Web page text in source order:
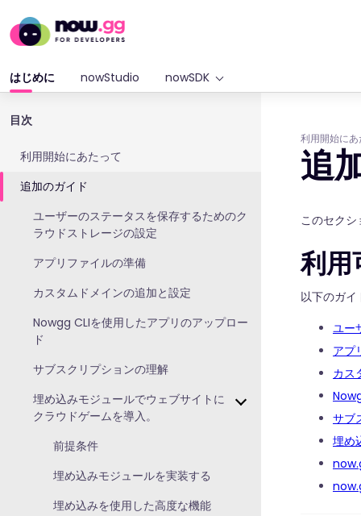
はじめに nowStudio nowSDK
利用開始にあ
追
このセク
利用
以下のガイ
ユー
アプ
カス
サブ
埋め
目次
利用開始にあたって
追加のガイド
ユーザーのステータスを保存するためのク
ラウドストレージの設定
アプリファイルの準備
カスタムドメインの追加と設定
Nowgg CLIを使用したアプリのアップロー
ド
サブスクリプションの理解
埋め込みモジュールでウェブサイトに
クラウドゲームを導入。
前提条件
埋め込みモジュールを実装する
埋め込みを使用した高度な機能